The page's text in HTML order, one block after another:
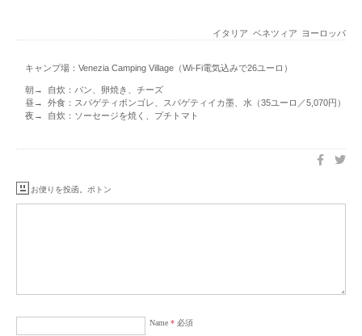
イタリア ベネツィア ヨーロッパ
キャンプ場：Venezia Camping Village（Wi-Fi電気込みで26ユーロ）
朝→ 自炊：パン、卵焼き、チーズ
昼→ 外食：スパゲティボンゴレ、スパゲティイカ墨、水（35ユーロ／5,070円）
夜→ 自炊：ソーセージを焼く、プチトマト
お便りを投函。ポトン
Name * 必須